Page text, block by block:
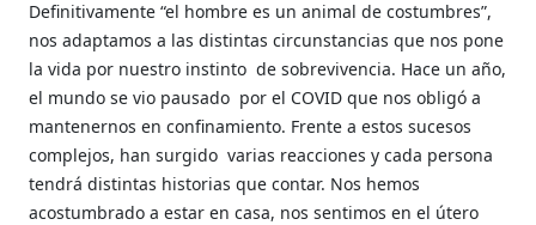
Definitivamente “el hombre es un animal de costumbres”,
nos adaptamos a las distintas circunstancias que nos pone
la vida por nuestro instinto de sobrevivencia. Hace un año,
el mundo se vio pausado por el COVID que nos obligó a
mantenernos en confinamiento. Frente a estos sucesos
complejos, han surgido varias reacciones y cada persona
tendrá distintas historias que contar. Nos hemos
acostumbrado a estar en casa, nos sentimos en el útero